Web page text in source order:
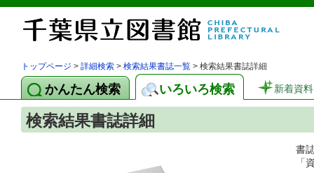
トップページ > 詳細検索 > 検索結果書誌一覧 > 検索結果書誌詳細
かんたん検索 いろいろ検索 新着資料
検索結果書誌詳細
書
「